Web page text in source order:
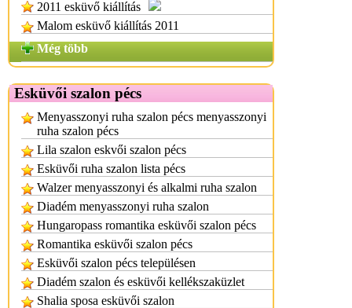
2011 esküvő kiállítás
Malom esküvő kiállítás 2011
Még több
Esküvői szalon pécs
Menyasszonyi ruha szalon pécs menyasszonyi
ruha szalon pécs
Lila szalon eskvői szalon pécs
Esküvői ruha szalon lista pécs
Walzer menyasszonyi és alkalmi ruha szalon
Diadém menyasszonyi ruha szalon
Hungaropass romantika esküvői szalon pécs
Romantika esküvői szalon pécs
Esküvői szalon pécs településen
Diadém szalon és esküvői kellékszaküzlet
Shalia sposa esküvői szalon